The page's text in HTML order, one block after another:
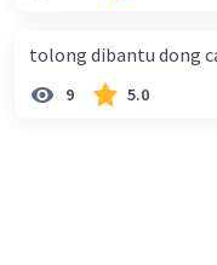
tolong dibantu dong
9 5.0